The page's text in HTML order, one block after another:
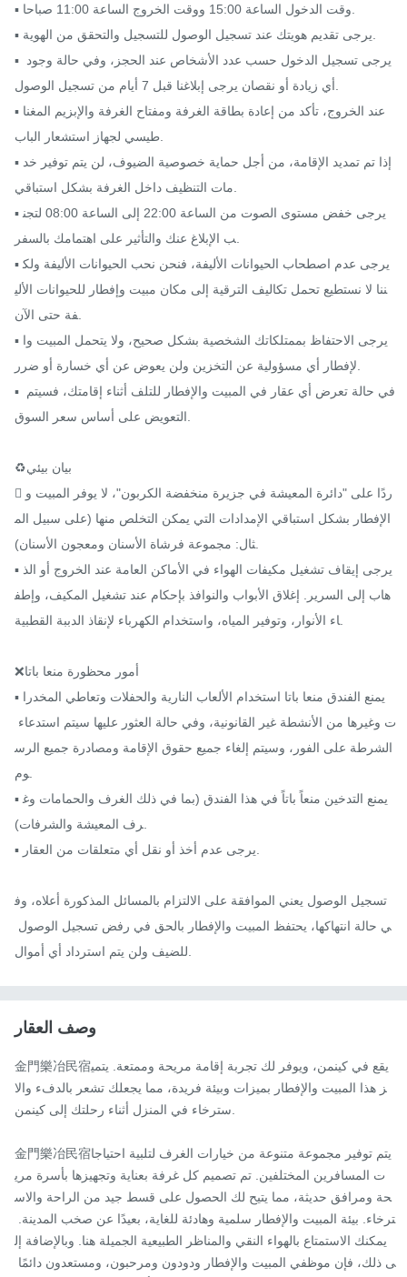
▪ وقت الدخول الساعة 15:00 ووقت الخروج الساعة 11:00 صباحا.
▪ يرجى تقديم هويتك عند تسجيل الوصول للتسجيل والتحقق من الهوية.
▪ يرجى تسجيل الدخول حسب عدد الأشخاص عند الحجز، وفي حالة وجود
أي زيادة أو نقصان يرجى إبلاغنا قبل 7 أيام من تسجيل الوصول.
▪ عند الخروج، تأكد من إعادة بطاقة الغرفة ومفتاح الغرفة والإبزيم المغنا
طيسي لجهاز استشعار الباب.
▪ إذا تم تمديد الإقامة، من أجل حماية خصوصية الضيوف، لن يتم توفير خد
مات التنظيف داخل الغرفة بشكل استباقي.
▪ يرجى خفض مستوى الصوت من الساعة 22:00 إلى الساعة 08:00 لتجن
ب الإبلاغ عنك والتأثير على اهتمامك بالسفر.
▪ يرجى عدم اصطحاب الحيوانات الأليفة، فنحن نحب الحيوانات الأليفة ولك
ننا لا نستطيع تحمل تكاليف الترقية إلى مكان مبيت وإفطار للحيوانات الألي
فة حتى الآن.
▪ يرجى الاحتفاظ بممتلكاتك الشخصية بشكل صحيح، ولا يتحمل المبيت وا
لإفطار أي مسؤولية عن التخزين ولن يعوض عن أي خسارة أو ضرر.
▪ في حالة تعرض أي عقار في المبيت والإفطار للتلف أثناء إقامتك، فسيتم
التعويض على أساس سعر السوق.
♻️بيان بيئي
 ردًا على "دائرة المعيشة في جزيرة منخفضة الكربون"، لا يوفر المبيت و
الإفطار بشكل استباقي الإمدادات التي يمكن التخلص منها (على سبيل الم
ثال: مجموعة فرشاة الأسنان ومعجون الأسنان).
▪ يرجى إيقاف تشغيل مكيفات الهواء في الأماكن العامة عند الخروج أو الذ
هاب إلى السرير. إغلاق الأبواب والنوافذ بإحكام عند تشغيل المكيف، وإطف
اء الأنوار، وتوفير المياه، واستخدام الكهرباء لإنقاذ الدببة القطبية.
❌أمور محظورة منعا باتا
▪ يمنع الفندق منعا باتا استخدام الألعاب النارية والحفلات وتعاطي المخدرا
الشرطة على الفور، وسيتم إلغاء جميع حقوق الإقامة ومصادرة جميع الرس
وم.
▪ يمنع التدخين منعاً باتاً في هذا الفندق (بما في ذلك الغرف والحمامات وغ
رف المعيشة والشرفات).
▪ يرجى عدم أخذ أو نقل أي متعلقات من العقار.
تسجيل الوصول يعني الموافقة على الالتزام بالمسائل المذكورة أعلاه، وف
وصف العقار
金門樂冶民宿يقع في كينمن، ويوفر لك تجربة إقامة مريحة وممتعة. يتمي
ز هذا المبيت والإفطار بميزات وبيئة فريدة، مما يجعلك تشعر بالدفء والا
سترخاء في المنزل أثناء رحلتك إلى كينمن.
金門樂冶民宿يتم توفير مجموعة متنوعة من خيارات الغرف لتلبية احتياجا
ت المسافرين المختلفين. تم تصميم كل غرفة بعناية وتجهيزها بأسرة مري
حة ومرافق حديثة، مما يتيح لك الحصول على قسط جيد من الراحة والاس
يمكنك الاستمتاع بالهواء النقي والمناظر الطبيعية الجميلة هنا. وبالإضافة إل